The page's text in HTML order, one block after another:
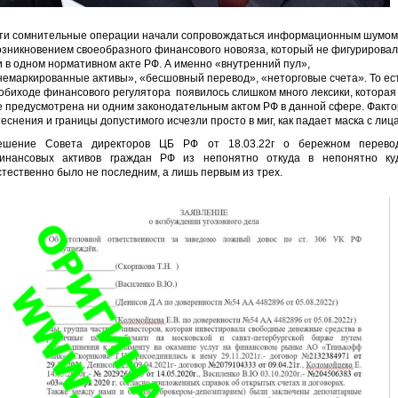
сомнительные операции начали сопровождаться информационным
своеобразного финансового новояза, который не фигурировал
в одном нормативном акте РФ. А именно «внутренний пул»,
активы», «бесшовный перевод», «неторговые счета». То
финансового регулятора появилось слишком много лексики, которая
предусмотрена ни одним законодательным актом РФ в данной сфере.
и границы допустимого исчезли просто в миг, как падает маска с
Совета директоров ЦБ РФ от 18.03.22г о бережном
активов граждан РФ из непонятно откуда в непонятно
было не последним, а лишь первым из трех.